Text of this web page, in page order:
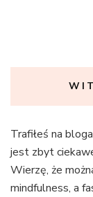
Trafiłeś na
jest zbyt
Wierzę, że
mindfulness, a